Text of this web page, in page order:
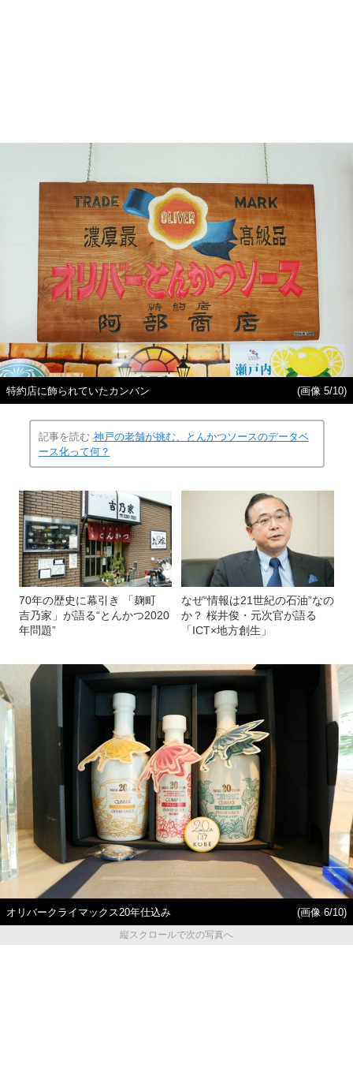
特約店に飾られていたカンバン (画像 5/10)
記事を読む 神戸の老舗が挑む、とんかつソースのデータベ
ース化って何？
70年の歴史に幕引き 「麹町
吉乃家」が語る“とんかつ2020
年問題”
なぜ“情報は21世紀の石油”なの
か？ 桜井俊・元次官が語る
「ICT×地方創生」
オリバークライマックス20年仕込み
(画像 6/10)
縦スクロールで次の写真へ